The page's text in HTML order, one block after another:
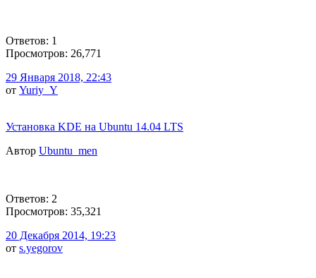
Ответов: 1
Просмотров: 26,771
29 Января 2018, 22:43
от Yuriy_Y
Установка KDE на Ubuntu 14.04 LTS
Автор Ubuntu_men
Ответов: 2
Просмотров: 35,321
20 Декабря 2014, 19:23
от s.yegorov